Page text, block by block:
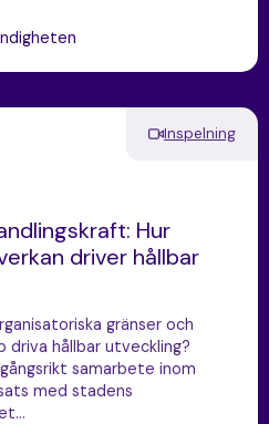
Inspelning
Hur
driver hållbar
gränser och
driva hållbar utveckling?
samarbete inom
med stadens